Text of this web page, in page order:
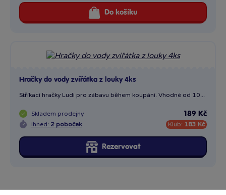
Do košíku
Hračky do vody zvířátka z louky 4ks
Stříkací hračky Ludi pro zábavu během koupání. Vhodné od 10...
Skladem prodejny
Ihned: 2 poboček
189 Kč
Klub: 183 Kč
Rezervovat